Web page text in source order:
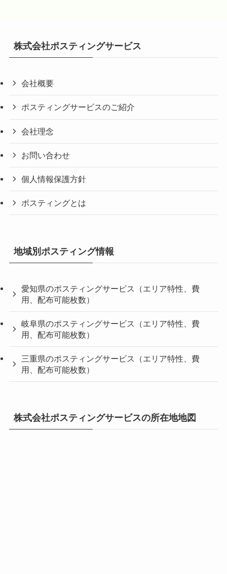
株式会社ポスティングサービス
会社概要
ポスティングサービスのご紹介
会社理念
お問い合わせ
個人情報保護方針
ポスティングとは
地域別ポスティング情報
愛知県のポスティングサービス（エリア特性、費
用、配布可能枚数）
岐阜県のポスティングサービス（エリア特性、費
用、配布可能枚数）
三重県のポスティングサービス（エリア特性、費
用、配布可能枚数）
株式会社ポスティングサービスの所在地地図